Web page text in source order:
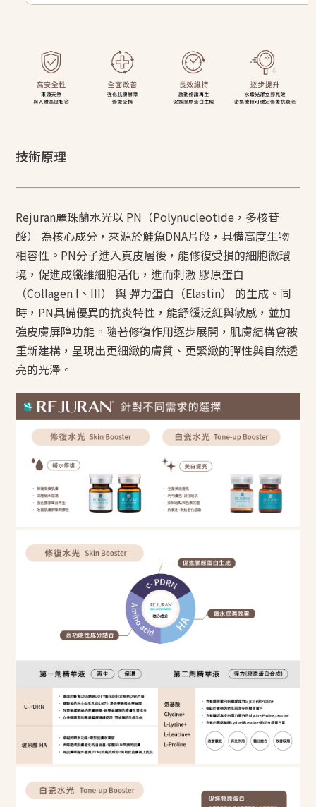
技術原理
Rejuran麗珠蘭水光以 PN（Polynucleotide，多核苷
酸） 為核心成分，來源於鮭魚DNA片段，具備高度生物
相容性。PN分子進入真皮層後，能修復受損的細胞微環
境，促進成纖維細胞活化，進而刺激 膠原蛋白
（Collagen I、III） 與 彈力蛋白（Elastin） 的生成。同
時，PN具備優異的抗炎特性，能舒緩泛紅與敏感，並加
強皮膚屏障功能。隨著修復作用逐步展開，肌膚結構會被
重新建構，呈現出更細緻的膚質、更緊緻的彈性與自然透
亮的光澤。